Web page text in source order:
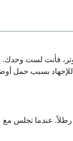
فأنت لست
يدعم عنقك وزن رأسك، والذي